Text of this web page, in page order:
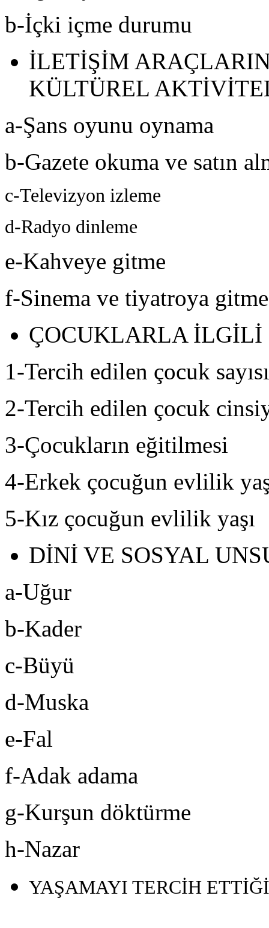
b-İçki içme durumu
İLETİŞİM
KÜLTÜREL
a-Şans oyunu oynama
b-Gazete okuma ve satın
c-Televizyon izleme
d-Radyo dinleme
e-Kahveye gitme
f-Sinema ve tiyatroya gitme
ÇOCUKLARLA İLGİLİ
1-Tercih edilen çocuk sayısı
2-Tercih edilen çocuk
3-Çocukların eğitilmesi
4-Erkek çocuğun evlilik
5-Kız çocuğun evlilik yaşı
DİNİ VE SOSYAL
a-Uğur
b-Kader
c-Büyü
d-Muska
e-Fal
f-Adak adama
g-Kurşun döktürme
h-Nazar
YAŞAMAYI TERCİH